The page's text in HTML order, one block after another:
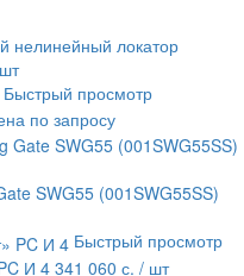
нелинейный локатор
Быстрый просмотр
по запросу
SWG55 (001SWG55SS)
Быстрый просмотр
И 4 341 060 с. / шт